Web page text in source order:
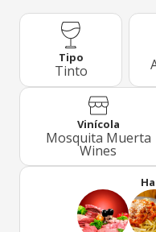
Tipo
Tinto
Vinícola
Mosquita Muerta
Wines